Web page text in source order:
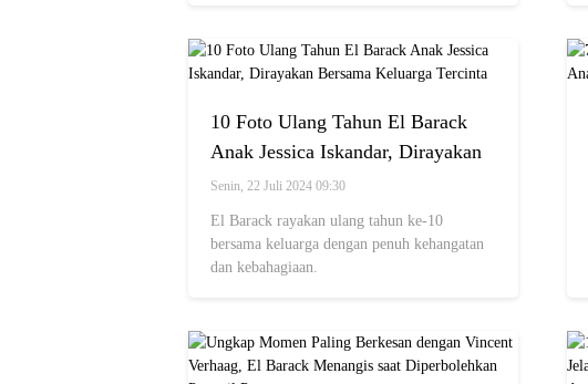
10 Foto Ulang Tahun El Barack
Anak Jessica Iskandar, Dirayakan
Bersama Keluarga Tercinta
Senin, 22 Juli 2024 09:30
El Barack rayakan ulang tahun ke-10
bersama keluarga dengan penuh kehangatan
dan kebahagiaan.